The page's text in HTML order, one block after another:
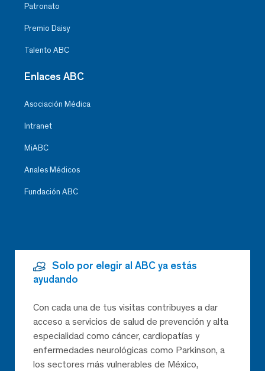
Patronato
Premio Daisy
Talento ABC
Enlaces ABC
Asociación Médica
Intranet
MiABC
Anales Médicos
Fundación ABC
Solo por elegir al ABC ya estás
ayudando
Con cada una de tus visitas contribuyes a dar
acceso a servicios de salud de prevención y alta
especialidad como cáncer, cardiopatías y
enfermedades neurológicas como Parkinson, a
los sectores más vulnerables de México,